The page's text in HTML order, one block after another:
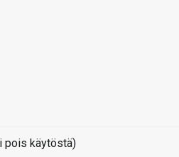
pois käytöstä)